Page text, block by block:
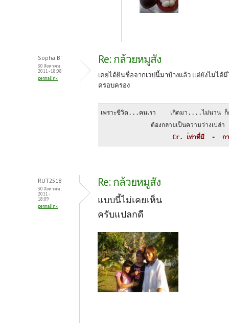
Sopha B'
30 สิงหาคม,
2011 - 18:08
permalink
Re: กล้วยหมูสัง
เคยได้ยินชื่อจากเวปนี้มาบ้างแล้ว แต่ยังไม่ได้
ครอบครอง
เพราะชีวิต...คนเรา    เกิดมา....ไม่นาน ก็
ต้องกลายเป็นความว่างเ
Cr. เ่ท่าที่มี  -  กา
RUT2518
30 สิงหาคม,
2011 -
18:09
permalink
Re: กล้วยหมูสัง
แบบนี้ไม่เคยเห็น
ครับแปลกดี